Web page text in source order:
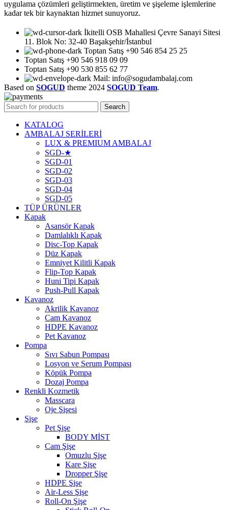
uygulama çözümleri geliştirmekten, üretim ve şişeleme işlemlerine
kadar tek bir kaynaktan hizmet sunuyoruz.
İkitelli OSB Mahallesi Çevre Sanayi Sitesi
11. Blok No: 32-40 Başakşehir/İstanbul
Toptan Satış +90 546 854 25 25
Toptan Satış +90 546 918 09 09
Toptan Satış +90 530 855 62 77
Mail: info@sogudambalaj.com
Based on SOGUD theme 2024 SOGUD Team.
Search
KATALOG
AMBALAJ SERİLERİ
LUX & PREMIUM AMBALAJ
SGD-★
SGD-01
SGD-02
SGD-03
SGD-04
SGD-05
TÜP ÜRÜNLER
Kapak
Asansör Kapak
Damlalıklı Kapak
Disc-Top Kapak
Düz Kapak
Emniyet Kilitli Kapak
Flip-Top Kapak
Huni Tipi Kapak
Push-Pull Kapak
Kavanoz
Akrilik Kavanoz
Cam Kavanoz
HDPE Kavanoz
Pet Kavanoz
Pompa
Sıvı Sabun Pompası
Losyon ve Serum Pompası
Köpük Pompa
Dozaj Pompa
Renkli Kozmetik
Masscara
Oje Şişesi
Şişe
Pet Şişe
BODY MİST
Cam Şişe
Omuzlu Şişe
Kare Şişe
Dropper Şişe
HDPE Şişe
Air-Less Şişe
Roll-On Şişe